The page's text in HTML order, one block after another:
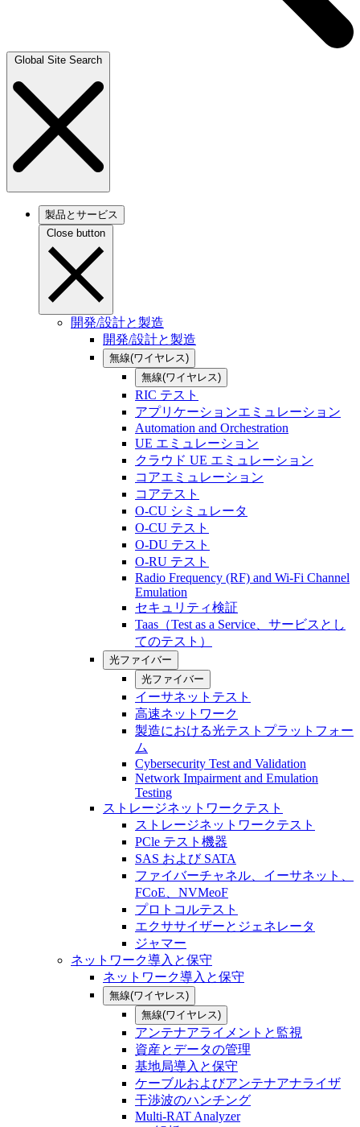
Global Site Search
製品とサービス
Close button
開発/設計と製造
開発/設計と製造
無線(ワイヤレス)
無線(ワイヤレス)
RIC テスト
アプリケーションエミュレーション
Automation and Orchestration
UE エミュレーション
クラウド UE エミュレーション
コアエミュレーション
コアテスト
O-CU シミュレータ
O-CU テスト
O-DU テスト
O-RU テスト
Radio Frequency (RF) and Wi-Fi Channel
Emulation
セキュリティ検証
Taas（Test as a Service、サービスとし
てのテスト）
光ファイバー
光ファイバー
イーサネットテスト
高速ネットワーク
製造における光テストプラットフォー
ム
Cybersecurity Test and Validation
Network Impairment and Emulation
Testing
ストレージネットワークテスト
ストレージネットワークテスト
PCle テスト機器
SAS および SATA
ファイバーチャネル、イーサネット、
FCoE、NVMeoF
プロトコルテスト
エクササイザーとジェネレータ
ジャマー
ネットワーク導入と保守
ネットワーク導入と保守
無線(ワイヤレス)
無線(ワイヤレス)
アンテナアライメントと監視
資産とデータの管理
基地局導入と保守
ケーブルおよびアンテナアナライザ
干渉波のハンチング
Multi-RAT Analyzer